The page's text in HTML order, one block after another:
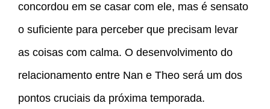
concordou em se casar com ele, mas é sensato
o suficiente para perceber que precisam levar
as coisas com calma. O desenvolvimento do
relacionamento entre Nan e Theo será um dos
pontos cruciais da próxima temporada.